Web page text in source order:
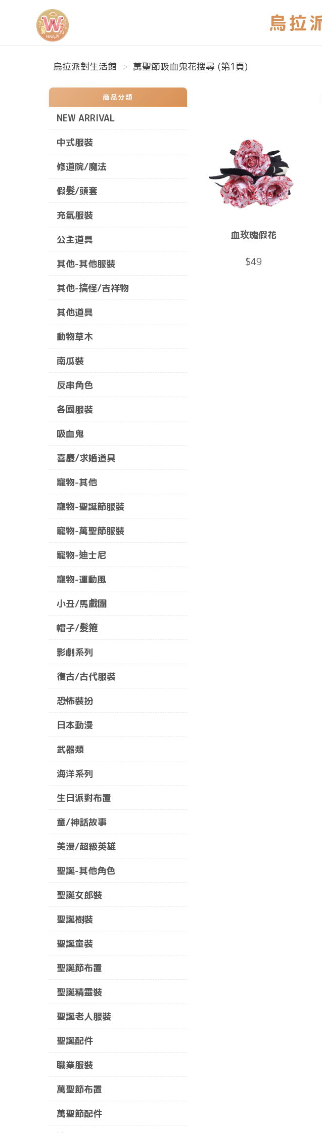
烏拉派對生活館
烏拉派對生活館 萬聖節吸血鬼花搜尋 (第1頁)
商品分類
NEW ARRIVAL
中式服裝
修道院/魔法
假髮/頭套
充氣服裝
公主道具
其他-其他服裝
其他-搞怪/吉祥物
其他道具
動物草木
南瓜裝
反串角色
各國服裝
吸血鬼
喜慶/求婚道具
寵物-其他
寵物-聖誕節服裝
寵物-萬聖節服裝
寵物-迪士尼
寵物-運動風
小丑/馬戲團
帽子/髮箍
影劇系列
復古/古代服裝
恐怖裝扮
日本動漫
武器類
海洋系列
生日派對布置
童/神話故事
美漫/超級英雄
聖誕-其他角色
聖誕女郎裝
聖誕樹裝
聖誕童裝
聖誕節布置
聖誕精靈裝
聖誕老人服裝
聖誕配件
職業服裝
萬聖節布置
萬聖節配件
血玫瑰假花
$49